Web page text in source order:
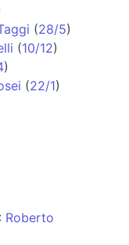
(28/5)
(10/12)
)
(22/1)
: Roberto